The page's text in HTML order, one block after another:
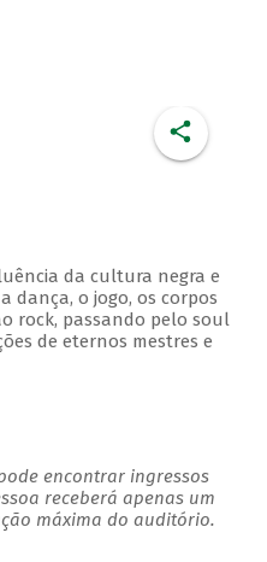
da cultura negra e
dança, o jogo, os corpos
rock, passando pelo soul
de eternos mestres e
encontrar ingressos
receberá apenas um
máxima do auditório.